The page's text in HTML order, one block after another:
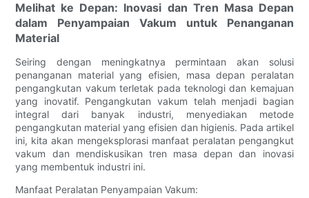
Melihat ke Depan: Inovasi dan Tren Masa Depan
dalam Penyampaian Vakum untuk Penanganan
Material
Seiring dengan meningkatnya permintaan akan solusi
penanganan material yang efisien, masa depan peralatan
pengangkutan vakum terletak pada teknologi dan kemajuan
yang inovatif. Pengangkutan vakum telah menjadi bagian
integral dari banyak industri, menyediakan metode
pengangkutan material yang efisien dan higienis. Pada artikel
ini, kita akan mengeksplorasi manfaat peralatan pengangkut
vakum dan mendiskusikan tren masa depan dan inovasi
yang membentuk industri ini.
Manfaat Peralatan Penyampaian Vakum: